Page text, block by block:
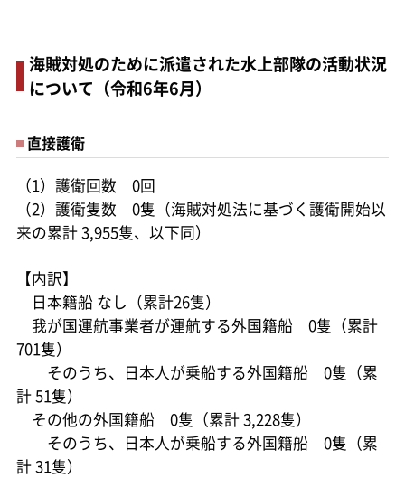
海賊対処のために派遣された水上部隊の活動状況
について（令和6年6月）
直接護衛
（1）護衛回数 0回
（2）護衛隻数 0隻（海賊対処法に基づく護衛開始以
来の累計 3,955隻、以下同）
【内訳】
日本籍船 なし（累計26隻）
我が国運航事業者が運航する外国籍船 0隻（累計
701隻）
そのうち、日本人が乗船する外国籍船 0隻（累
計 51隻）
その他の外国籍船 0隻（累計 3,228隻）
そのうち、日本人が乗船する外国籍船 0隻（累
計 31隻）